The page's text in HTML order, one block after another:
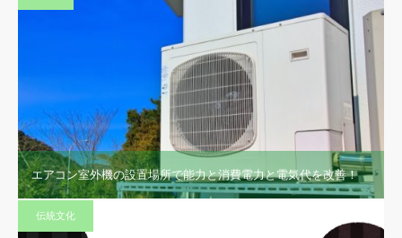
エアコン室外機の設置場所で能力と消費電力と電気代を改善！
伝統文化